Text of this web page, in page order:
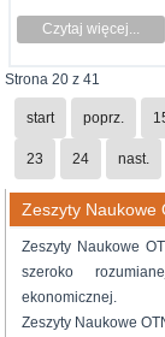
Czytaj więcej...
Strona 20 z 41
start poprz.
23 24 nast.
Zeszyty Naukowe
Zeszyty Naukowe
szeroko
ekonomicznej.
Zeszyty Naukowe